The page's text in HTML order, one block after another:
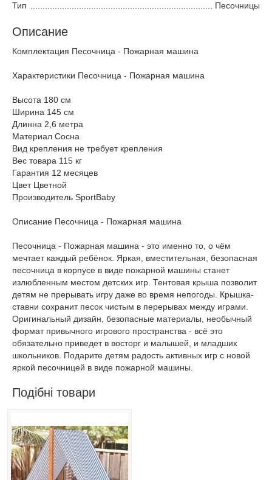
Тип
Песочницы
Описание
Комплектация Песочница - Пожарная машина
Характеристики Песочница - Пожарная машина
Высота 180 см
Ширина 145 см
Длинна 2,6 метра
Материал Сосна
Вид крепления не требует крепления
Вес товара 115 кг
Гарантия 12 месяцев
Цвет Цветной
Производитель SportBaby
Описание Песочница - Пожарная машина
Песочница - Пожарная машина - это именно то, о чём
мечтает каждый ребёнок. Яркая, вместительная, безопасная
песочница в корпусе в виде пожарной машины станет
излюбленным местом детских игр. Тентовая крыша позволит
детям не прерывать игру даже во время непогоды. Крышка-
ставни сохранит песок чистым в перерывах между играми.
Оригинальный дизайн, безопасные материалы, необычный
формат привычного игрового пространства - всё это
обязательно приведет в восторг и малышей, и младших
школьников. Подарите детям радость активных игр с новой
яркой песочницей в виде пожарной машины.
Подібні товари